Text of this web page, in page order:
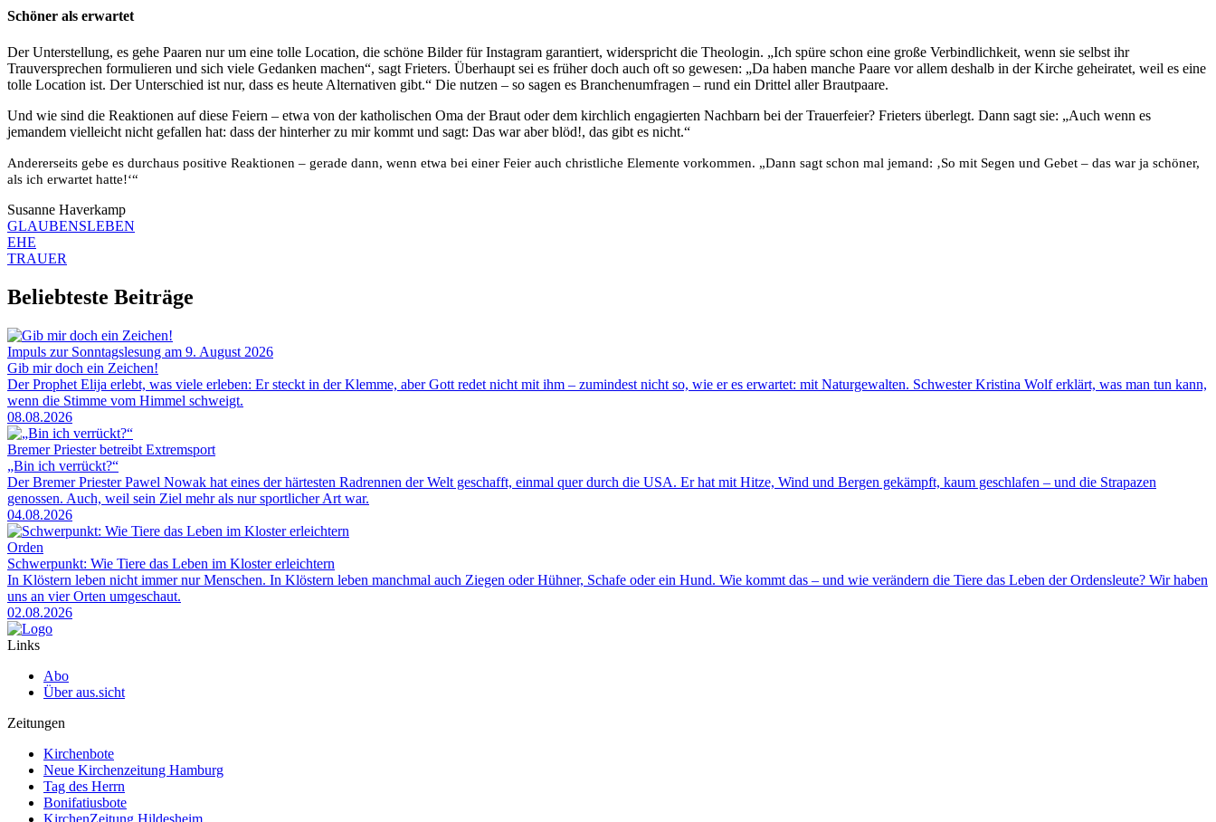
Schöner als erwartet
Der Unterstellung, es gehe Paaren nur um eine tolle Location, die schöne Bilder für Instagram garantiert, widerspricht die Theologin. „Ich spüre schon eine große Verbindlichkeit, wenn sie selbst ihr
Trauversprechen formulieren und sich viele Gedanken machen“, sagt Frieters. Überhaupt sei es früher doch auch oft so gewesen: „Da haben manche Paare vor allem deshalb in der Kirche geheiratet, weil es eine
tolle Location ist. Der Unterschied ist nur, dass es heute Alternativen gibt.“ Die nutzen – so sagen es Branchenumfragen – rund ein Drittel aller Brautpaare.
Und wie sind die Reaktionen auf diese Feiern – etwa von der katholischen Oma der Braut oder dem kirchlich engagierten Nachbarn bei der Trauerfeier? Frieters überlegt. Dann sagt sie: „Auch wenn es
jemandem vielleicht nicht gefallen hat: dass der hinterher zu mir kommt und sagt: Das war aber blöd!, das gibt es nicht.“
Andererseits gebe es durchaus positive Reaktionen – gerade dann, wenn etwa bei einer Feier auch christliche Elemente vorkommen. „Dann sagt schon mal jemand: ‚So mit Segen und Gebet – das war ja schöner,
als ich erwartet hatte!‘“
Susanne Haverkamp
GLAUBENSLEBEN
EHE
TRAUER
Beliebteste Beiträge
Impuls zur Sonntagslesung am 9. August 2026
Gib mir doch ein Zeichen!
Der Prophet Elija erlebt, was viele erleben: Er steckt in der Klemme, aber Gott redet nicht mit ihm – zumindest nicht so, wie er es erwartet: mit Naturgewalten. Schwester Kristina Wolf erklärt, was man tun kann,
wenn die Stimme vom Himmel schweigt.
08.08.2026
Bremer Priester betreibt Extremsport
„Bin ich verrückt?“
Der Bremer Priester Pawel Nowak hat eines der härtesten Radrennen der Welt geschafft, einmal quer durch die USA. Er hat mit Hitze, Wind und Bergen gekämpft, kaum geschlafen – und die Strapazen
genossen. Auch, weil sein Ziel mehr als nur sportlicher Art war.
04.08.2026
Orden
Schwerpunkt: Wie Tiere das Leben im Kloster erleichtern
In Klöstern leben nicht immer nur Menschen. In Klöstern leben manchmal auch Ziegen oder Hühner, Schafe oder ein Hund. Wie kommt das – und wie verändern die Tiere das Leben der Ordensleute? Wir haben
uns an vier Orten umgeschaut.
02.08.2026
Links
Abo
Über aus.sicht
Zeitungen
Kirchenbote
Neue Kirchenzeitung Hamburg
Tag des Herrn
Bonifatiusbote
KirchenZeitung Hildesheim